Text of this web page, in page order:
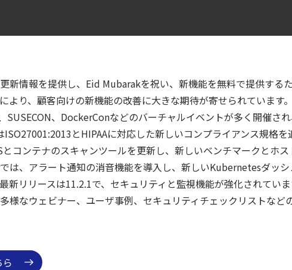
？クラウド構成ミスを未然に防ぐSecurity Posture Managementの全体像
何か｜攻撃者視点でクラウドの弱点を可視化する新しいセキュリティ戦略
更新しました
ドのコンテナセキュリティ｜LLM・GPU環境を守る新しい視点
の進化：エージェント型脅威アクターが AI モデルの破壊を目的としたラ
キュリティとは？クラウドネイティブ時代に必要な対策の全体像
標準ツールでは守れない？Falco を超える Sysdig Secure によるセキュリティ
の Headless Cloud Security ガイド
新情報を提供し、Eid Mubarakを祝い、新機能を無料で提供する
より、顧客向けの新機能の改善に大きな期待が寄せられています。
SUSECON、DockerConなどのバーチャルイベントが多く開催さ
とHIPAAに対応した新しいコンプライアンス規格を
とコンテナのスキャンツールを更新し、新しいベンチマークとホス
は、アラート通知の消音機能を導入し、新しいKubernetesダッシ
新リリースは11.2.1で、セキュリティと監視機能が強化されていま
様なウェビナー、ユーザ事例、セキュリティチェックリストなど